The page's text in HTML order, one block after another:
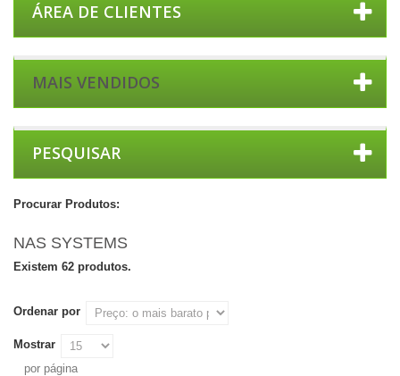
ÁREA DE CLIENTES
MAIS VENDIDOS
PESQUISAR
Procurar Produtos:
NAS SYSTEMS
Existem 62 produtos.
Ordenar por
Mostrar
por página